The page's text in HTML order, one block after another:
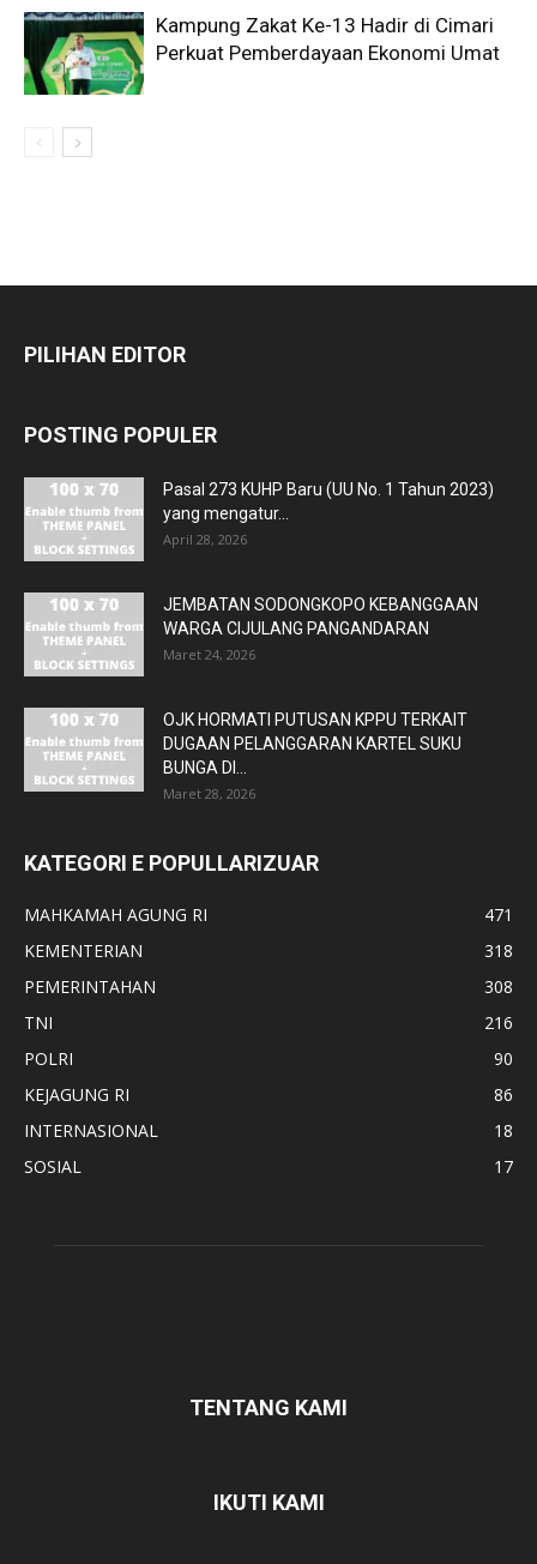
Kampung Zakat Ke-13 Hadir di Cimari
Perkuat Pemberdayaan Ekonomi Umat
PILIHAN EDITOR
POSTING POPULER
Pasal 273 KUHP Baru (UU No. 1 Tahun 2023)
yang mengatur...
April 28, 2026
JEMBATAN SODONGKOPO KEBANGGAAN
WARGA CIJULANG PANGANDARAN
Maret 24, 2026
OJK HORMATI PUTUSAN KPPU TERKAIT
DUGAAN PELANGGARAN KARTEL SUKU
BUNGA DI...
Maret 28, 2026
KATEGORI E POPULLARIZUAR
MAHKAMAH AGUNG RI
471
KEMENTERIAN
318
PEMERINTAHAN
308
TNI
216
POLRI
90
KEJAGUNG RI
86
INTERNASIONAL
18
SOSIAL
17
TENTANG KAMI
IKUTI KAMI